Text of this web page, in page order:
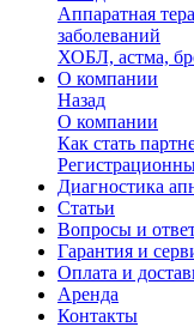
Аппаратная
заболеваний
ХОБЛ, астма,
О компании
Назад
О компании
Как стать
Диагностика
Статьи
Вопросы и
Гарантия и
Оплата и
Аренда
Контакты